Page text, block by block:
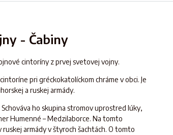
- Čabiny
cintoríny z prvej svetovej vojny.
pri gréckokatolíckom chráme v obci. Je
a ruskej armády.
ho skupina stromov uprostred lúky,
Humenné – Medzilaborce. Na tomto
armády v štyroch šachtách. O tomto